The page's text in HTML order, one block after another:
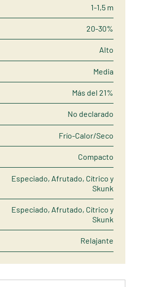
1-1,5 m
20-30%
Alto
Media
Más del 21%
No declarado
Frío-Calor/Seco
Compacto
Especiado, Afrutado, Cítrico y
Skunk
Especiado, Afrutado, Cítrico y
Skunk
Relajante